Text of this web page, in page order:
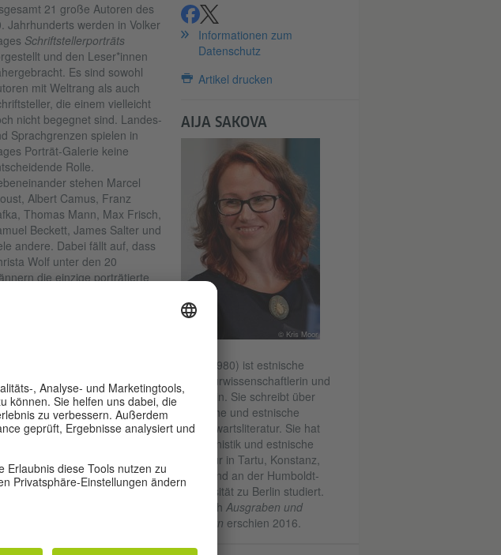
21 große Autoren des
Jahrhunderts werden in Volker
Schriftstellerporträts
und den Leser*innen
Es sind sowohl
mit Weltrang als auch
die einem vielleicht
nicht begegnet sind. Landes-
Sprachgrenzen spielen in
Porträt-Galerie keine
Rolle.
stehen Marcel
Albert Camus, Franz
Thomas Mann, Max Frisch,
Beckett, James Salter und
andere. Dabei fällt auf, dass
Wolf unter den 20
die einzige porträtierte
sind aber auch nur für den
Leser*innen ein
Perspektive und aus Sicht
Schriftstellerporträts eine
Nicht nur neue Autoren
mit Hage entdecken; auch
Schriftsteller und
Porträts sind keineswegs
Buch befindet man sich wie
teilenteilen
Informationen zum
Datenschutz
Artikel drucken
AIJA SAKOVA
© Kris Moor
(geb. 1980) ist estnische
Literaturwissenschaftlerin und
Kritikerin. Sie schreibt über
deutsche und estnische
Gegenwartsliteratur. Sie hat
Germanistik und estnische
Literatur in Tartu, Konstanz,
Wien und an der Humboldt-
Universität zu Berlin studiert.
Ihr Buch Ausgraben und
Erinnern erschien 2016.